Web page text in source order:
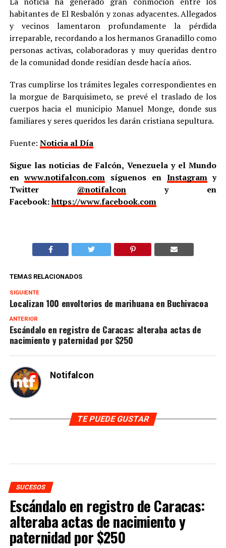
habitantes de El Resbalón y zonas adyacentes. Allegados
y vecinos lamentaron profundamente la pérdida
irreparable, recordando a los hermanos Granadillo como
personas activas, colaboradoras y muy queridas dentro
de la comunidad donde residían desde hacía años.
Tras cumplirse los trámites legales correspondientes en
la morgue de Barquisimeto, se prevé el traslado de los
cuerpos hacia el municipio Manuel Monge, donde sus
familiares y seres queridos les darán cristiana sepultura.
Fuente: Noticia al Día
Sigue las noticias de Falcón, Venezuela y el Mundo
enwww.notifalcon.com síguenos en Instagramy
Twitter @notifalcony en
Facebook:https://www.facebook.com
TEMAS RELACIONADOS
SIGUIENTE
Localizan 100 envoltorios de marihuana en Buchivacoa
ANTERIOR
Escándalo en registro de Caracas: alteraba actas de
nacimiento y paternidad por $250
Notifalcon
TE PUEDE GUSTAR
SUCESOS
Escándalo en registro de Caracas:
alteraba actas de nacimiento y
paternidad por $250